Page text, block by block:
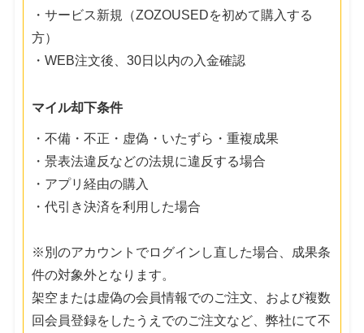
・サービス新規（ZOZOUSEDを初めて購入する
方）
・WEB注文後、30日以内の入金確認
マイル却下条件
・不備・不正・虚偽・いたずら・重複成果
・景表法違反などの法規に違反する場合
・アプリ経由の購入
・代引き決済を利用した場合
※別のアカウントでログインし直した場合、成果条
件の対象外となります。
架空または虚偽の会員情報でのご注文、および複数
回会員登録をしたうえでのご注文など、弊社にて不